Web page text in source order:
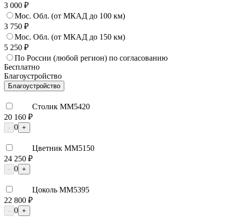
3 000 ₽
Мос. Обл. (от МКАД до 100 км)
3 750 ₽
Мос. Обл. (от МКАД до 150 км)
5 250 ₽
По России (любой регион) по согласованию
Бесплатно
Благоустройство
Благоустройство
Столик ММ5420
20 160 ₽
- 0 +
Цветник ММ5150
24 250 ₽
- 0 +
Цоколь ММ5395
22 800 ₽
- 0 +